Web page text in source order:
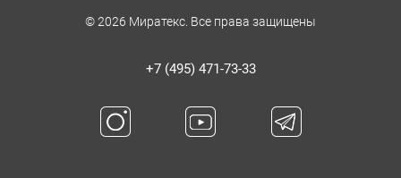
© 2026 Миратекс. Все права защищены
+7 (495) 471-73-33